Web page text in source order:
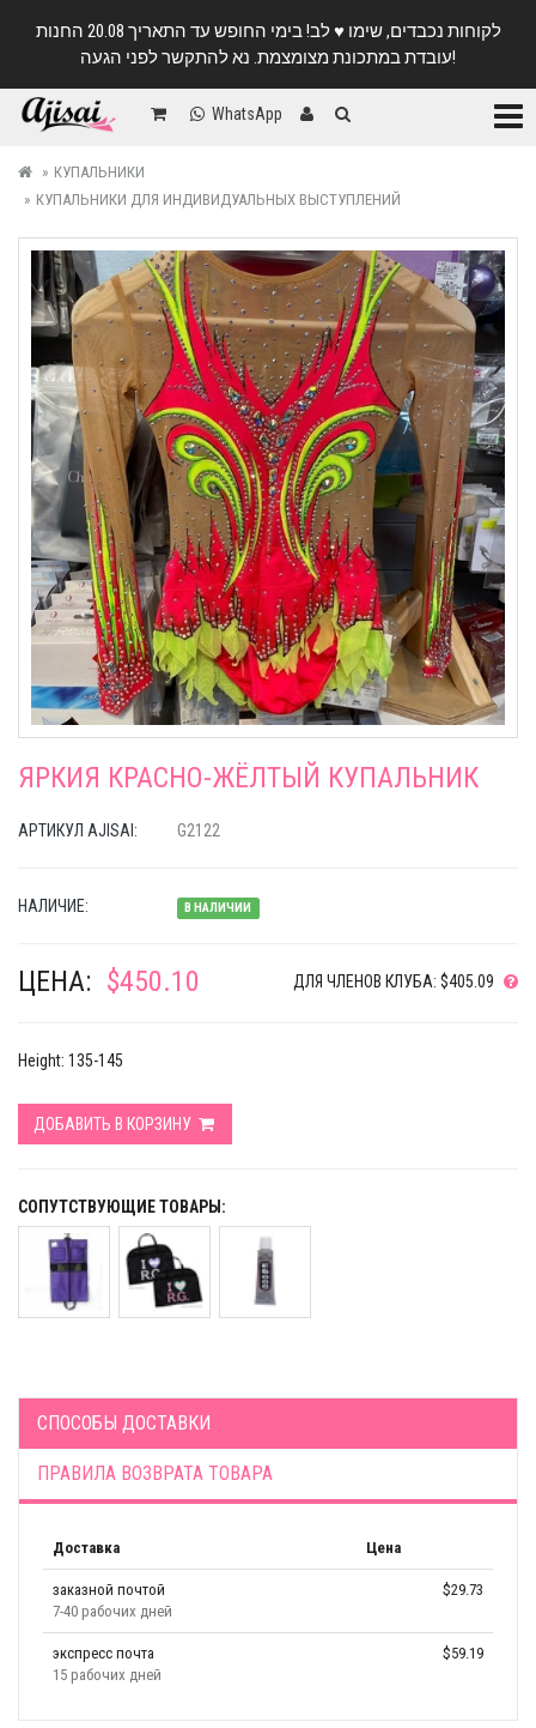
לקוחות נכבדים, שימו ♥️ לב! בימי החופש עד התאריך 20.08 החנות
עובדת במתכונת מצומצמת. נא להתקשר לפני הגעה!
WhatsApp
КУПАЛЬНИКИ
КУПАЛЬНИКИ ДЛЯ ИНДИВИДУАЛЬНЫХ ВЫСТУПЛЕНИЙ
ЯРКИЯ КРАСНО-ЖЁЛТЫЙ КУПАЛЬНИК
АРТИКУЛ AJISAI: G2122
НАЛИЧИЕ: В НАЛИЧИИ
ЦЕНА: $450.10 ДЛЯ ЧЛЕНОВ КЛУБА: $405.09
Height: 135-145
ДОБАВИТЬ В КОРЗИНУ
СОПУТСТВУЮЩИЕ ТОВАРЫ:
СПОСОБЫ ДОСТАВКИ
ПРАВИЛА ВОЗВРАТА ТОВАРА
Доставка Цена
заказной почтой
7-40 рабочих дней
$29.73
экспресс почта
15 рабочих дней
$59.19